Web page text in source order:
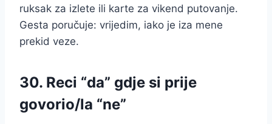
ruksak za izlete ili karte za vikend putovanje.
Gesta poručuje: vrijedim, iako je iza mene
prekid veze.
30. Reci “da” gdje si prije
govorio/la “ne”